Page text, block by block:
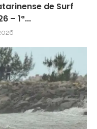
de Surf
– 1ª...